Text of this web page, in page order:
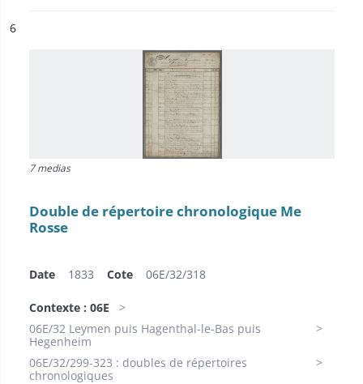
n°
6
7 medias
Double de répertoire chronologique Me
Rosse
Date 1833 Cote 06E/32/318
Contexte : 06E
06E/32 Leymen puis Hagenthal-le-Bas puis
Hegenheim
06E/32/299-323 : doubles de répertoires
chronologiques